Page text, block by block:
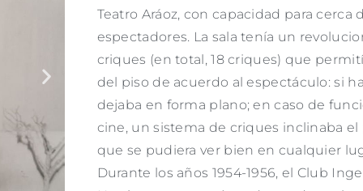
Teatro Aráoz, con capacidad para cerca
espectadores. La sala tenía un
criques (en total, 18 criques) que
del piso de acuerdo al espectáculo: si
dejaba en forma plano; en caso de
cine, un sistema de criques inclinaba
que se pudiera ver bien en cualquier
Durante los años 1954-1956, el Club